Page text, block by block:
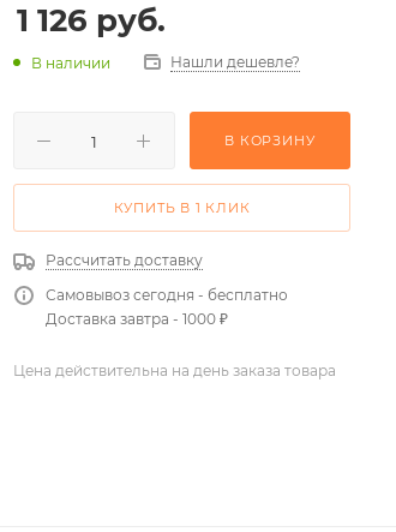
1 126 руб.
В наличии Нашли дешевле?
В КОРЗИНУ
КУПИТЬ В 1 КЛИК
Рассчитать доставку
Самовывоз сегодня - бесплатно
Доставка завтра - 1000 ₽
Цена действительна на день заказа товара